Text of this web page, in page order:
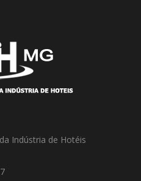
Indústria de Hotéis